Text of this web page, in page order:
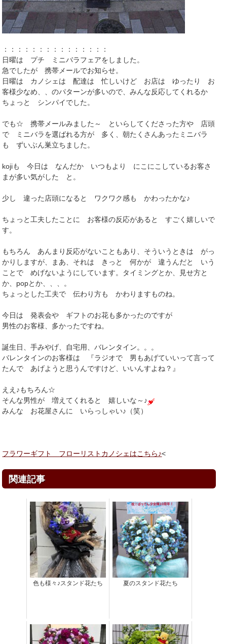
：：：：：：：：：：：：：：：
日曜は プチ ミニバラフェアをしました。
急でしたが 携帯メールでお知らせ。
日曜は カノシェは 配達は 忙しいけど お店は ゆったり お
客様少なめ、、のパターンが多いので、みんな反応してくれるか
ちょっと シンパイでした。
でも☆ 携帯メールみました～ といらしてくださった方や 店頭
で ミニバラを選ばれる方が 多く、朝たくさんあったミニバラ
も ずいぶん巣立ちました。
kojiも 今日は なんだか いつもより にこにこしているお客さ
まが多い気がした と。
少し 違った店頭になると ワクワク感も かわったかな♪
ちょっと工夫したことに お客様の反応があると すごく嬉しいで
す。
もちろん あんまり反応がないこともあり、そういうときは がっ
かりしますが、まあ、それは きっと 何かが 違うんだと いう
ことで めげないようにしています。タイミングとか、見せ方と
か、popとか、、、。
ちょっとした工夫で 伝わり方も かわりますものね。
今日は 発表会や ギフトのお花も多かったのですが
男性のお客様、多かったですね。
誕生日、手みやげ、自宅用、バレンタイン。。。
バレンタインのお客様は 『ラジオで 男もあげていいって言って
たんで あげようと思うんですけど、いいんすよね？』
ええ♪もちろん☆
そんな男性が 増えてくれると 嬉しいな～♪
みんな お花屋さんに いらっしゃい♪（笑）
フラワーギフト フローリストカノシェはこちら♪<
関連記事
色も様々♪スタンド花たち 夏のスタンド花たち